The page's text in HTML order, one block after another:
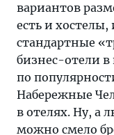
вариантов
есть и
стандартные
бизнес-отели в
по
Набережные
в отелях. Ну, а
можно смело